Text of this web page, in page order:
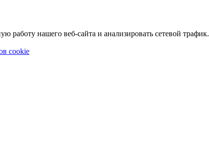
работу нашего веб-сайта и анализировать сетевой трафик.
cookie